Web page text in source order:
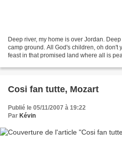
Deep river, my home is over Jordan.
camp ground. All God's children, oh don't
feast in that promised land where all is
Cosi fan tutte, Mozart
Publié le 05/11/2007 à 19:22
Par Kévin